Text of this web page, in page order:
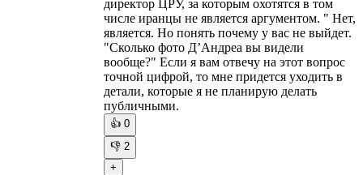
директор ЦРУ, за которым охотятся в том
числе иранцы не является аргументом. " Нет,
является. Но понять почему у вас не выйдет.
"Сколько фото Д’Андреа вы видели
вообще?" Если я вам отвечу на этот вопрос
точной цифрой, то мне придется уходить в
детали, которые я не планирую делать
публичными.
👍 0
👎 2
+